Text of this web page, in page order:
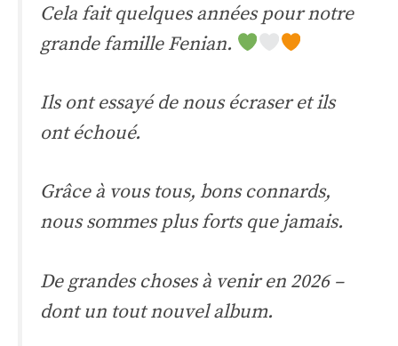
Cela fait quelques années pour notre
grande famille Fenian.
Ils ont essayé de nous écraser et ils
ont échoué.
Grâce à vous tous, bons connards,
nous sommes plus forts que jamais.
De grandes choses à venir en 2026 –
dont un tout nouvel album.